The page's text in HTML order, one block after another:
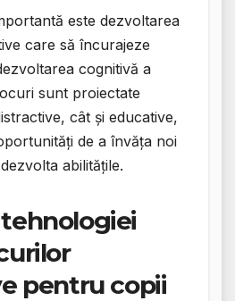
este dezvoltarea
care să încurajeze
cognitivă a
sunt proiectate
cât și educative,
de a învăța noi
abilitățile.
pentru copii